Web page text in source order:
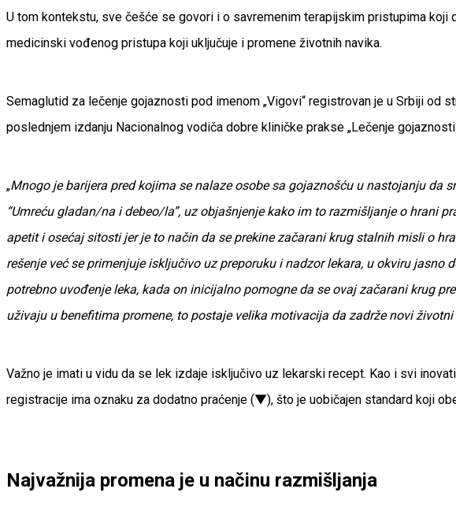
U tom kontekstu, sve češće se govori i o savremenim terapijskim pristupima
medicinski vođenog pristupa koji uključuje i promene životnih navika.
Semaglutid za lečenje gojaznosti pod imenom „Vigovi“ registrovan je u Srbiji
poslednjem izdanju Nacionalnog vodiča dobre kliničke prakse „Lečenje
„Mnogo je barijera pred kojima se nalaze osobe sa gojaznošću u nastojanju da
“Umreću gladan/na i debeo/la”, uz objašnjenje kako im to razmišljanje o hrani
apetit i osećaj sitosti jer je to način da se prekine začarani krug stalnih misli o
rešenje već se primenjuje isključivo uz preporuku i nadzor lekara, u okviru
potrebno uvođenje leka, kada on inicijalno pomogne da se ovaj začarani krug
uživaju u benefitima promene, to postaje velika motivacija da zadrže novi životni
Važno je imati u vidu da se lek izdaje isključivo uz lekarski recept. Kao i svi
registracije ima oznaku za dodatno praćenje (▼), što je uobičajen standard koji
Najvažnija promena je u načinu razmišljanja